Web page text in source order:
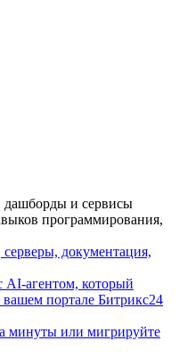
дашборды и сервисы
программирования,
документация,
AI-агентом, который
портале Битрикс24
минуты или мигрируйте